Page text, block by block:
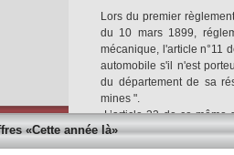
Lors du premier
du 10 mars 1899,
mécanique, l'article n°11
automobile s'il n'est
du département de sa
mines ".
L’article 32 de ce même
préfectoral " après deux
La loi du 30 mai 1851
«Cette année là»